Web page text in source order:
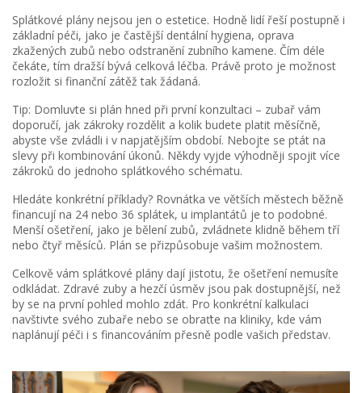
Splátkové plány nejsou jen o estetice. Hodně lidí řeší postupně i
základní péči, jako je častější dentální hygiena, oprava
zkažených zubů nebo odstranění zubního kamene. Čím déle
čekáte, tím dražší bývá celková léčba. Právě proto je možnost
rozložit si finanční zátěž tak žádaná.
Tip: Domluvte si plán hned při první konzultaci – zubař vám
doporučí, jak zákroky rozdělit a kolik budete platit měsíčně,
abyste vše zvládli i v napjatějším období. Nebojte se ptát na
slevy při kombinování úkonů. Někdy vyjde výhodněji spojit více
zákroků do jednoho splátkového schématu.
Hledáte konkrétní příklady? Rovnátka ve větších městech běžně
financují na 24 nebo 36 splátek, u implantátů je to podobné.
Menší ošetření, jako je bělení zubů, zvládnete klidně během tří
nebo čtyř měsíců. Plán se přizpůsobuje vašim možnostem.
Celkově vám splátkové plány dají jistotu, že ošetření nemusíte
odkládat. Zdravé zuby a hezčí úsměv jsou pak dostupnější, než
by se na první pohled mohlo zdát. Pro konkrétní kalkulaci
navštivte svého zubaře nebo se obraťte na kliniky, kde vám
naplánují péči i s financováním přesně podle vašich představ.